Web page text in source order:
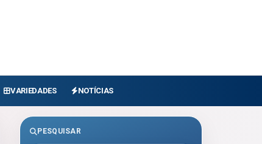
VARIEDADES NOTÍCIAS
PESQUISAR